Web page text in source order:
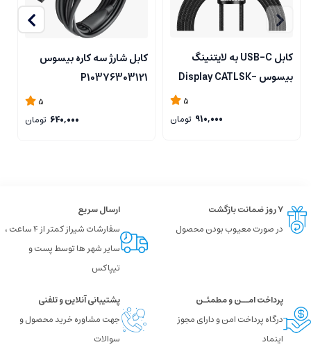
کابل USB-C به لایتنینگ
بیسوس Display CATLSK-
5
910,000 تومان
کابل شارژ سه کاره بیسوس
P10376303121
5
640,000 تومان
۷ روز ضمانت بازگشت
در صورت معیوب بودن محصول
ارسال سریع
سفارشات شیراز کمتر از 4 ساعت ،
سایر شهر ها توسط پست و
تیپاکس
پرداخت امــن و مطمئـن
درگاه پرداخت امن و دارای مجوز
اینماد
پشتیبانی آنلاین و تلفنی
جهت مشاوره خرید محصول و
سوالات